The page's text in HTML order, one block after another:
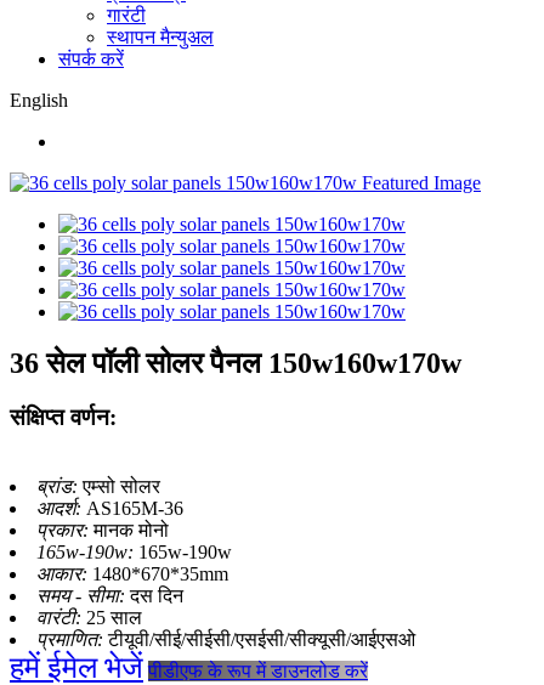
गारंटी
स्थापन मैन्युअल
संपर्क करें
English
36 सेल पॉली सोलर पैनल 150w160w170w
संक्षिप्त वर्णन:
ब्रांड:एम्सो सोलर
आदर्श: AS165M-36
प्रकार:मानक मोनो
165w-190w: 165w-190w
आकार: 1480*670*35mm
समय - सीमा:दस दिन
वारंटी: 25 साल
प्रमाणित:टीयूवी/सीई/सीईसी/एसईसी/सीक्यूसी/आईएसओ
हमें ईमेल भेजें पीडीएफ के रूप में डाउनलोड करें